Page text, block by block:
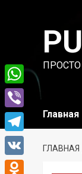
содержимому
Главная
ГЛАВНАЯ
WhatsApp
Viber
Telegram
VK